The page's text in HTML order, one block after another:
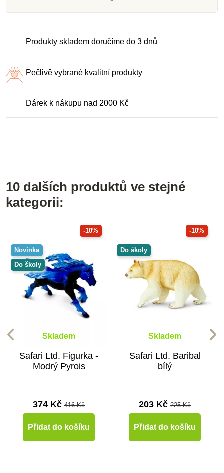
Produkty skladem doručíme do 3 dnů
Pečlivě vybrané kvalitní produkty
Dárek k nákupu nad 2000 Kč
10 dalších produktů ve stejné
kategorii:
-10%
Novinka
Do školy
Skladem
Safari Ltd. Figurka -
Modrý Pyrois
374 Kč 416 Kč
Přidat do košíku
-10%
Do školy
Skladem
Safari Ltd. Baribal
bílý
203 Kč 225 Kč
Přidat do košíku